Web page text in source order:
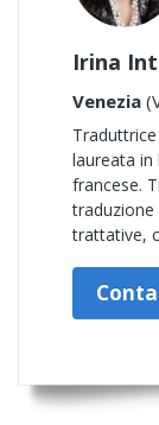
Irina
Venezia
laureata in
francese.
traduzione
trattative,